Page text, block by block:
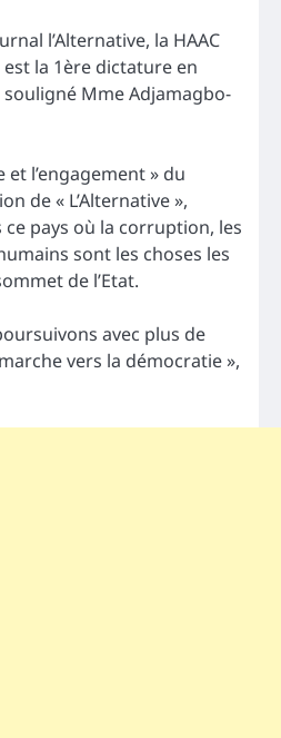
l’Alternative, la HAAC
la 1ère dictature en
souligné Mme Adjamagbo-
et l’engagement » du
de « L’Alternative »,
ce pays où la corruption, les
sont les choses les
de l’Etat.
avec plus de
vers la démocratie »,